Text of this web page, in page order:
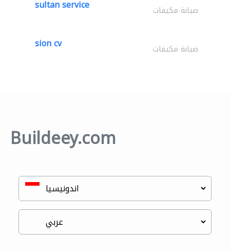
sultan service صيانة مكيفات
sion cv صيانة مكيفات
Buildeey.com